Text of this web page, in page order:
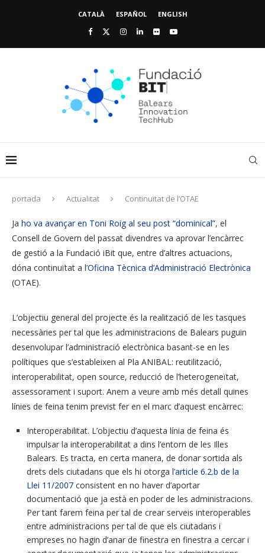
CATALÀ ESPAÑOL ENGLISH
portada Actualitat Continuïtat de l’OTAE
Ja ho va avançar en Toni Roig al seu post “dominical”, el
Consell de Govern del passat divendres va aprovar l’encàrrec
de gestió a la Fundació iBit que, entre d’altres actuacions,
dóna continuïtat a l’Oficina Tècnica d’Administració Electrònica
(OTAE).
L’objectiu general del projecte és la realització de les tasques
necessàries per tal que les administracions de Balears puguin
desenvolupar l’administració electrònica basant-se en les
polítiques que s’estableixen al Pla ANIBAL: reutilització,
interoperabilitat, open source, reducció de l’heterogeneïtat,
assessorament i suport. Anem a veure amb més detall quines
línies de feina tenim previst fer en el marc d’aquest encàrrec:
Interoperabilitat. L’objectiu d’aquesta línia de feina és
impulsar la interoperabilitat a dins l’entorn de les Illes
Balears. Es tracta, en certa manera, de donar sortida als
drets dels ciutadans que els hi otorga l’article 6.2.b de la
Llei 11/2007 consistent en no haver d’aportar
documentació que ja està en poder de les administracions.
Per tant farem feina per tal de crear serveis interoperables
entre administracions per tal de que els ciutadans i
empreses no hagin d’anar de finestra en finestra a cercar i